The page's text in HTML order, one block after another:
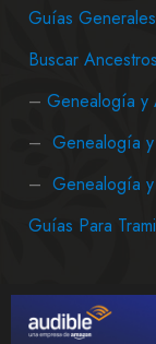
Guías
Buscar
– Genealogía y
– Genealogía
– Genealogía
Guías Para